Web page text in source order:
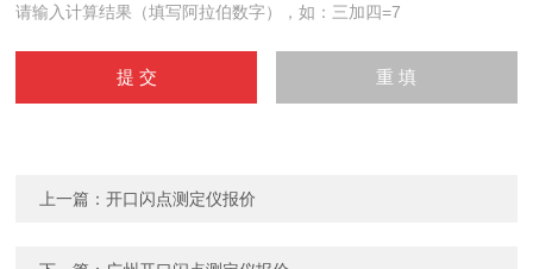
请输入计算结果（填写阿拉伯数字），如：三加四=7
上一篇：开口闪点测定仪报价